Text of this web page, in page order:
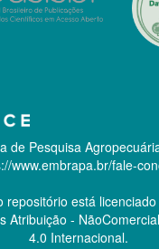
de Pesquisa
www.embrapa.br/fale-
repositório está
Atribuição -
4.0 Internacional.